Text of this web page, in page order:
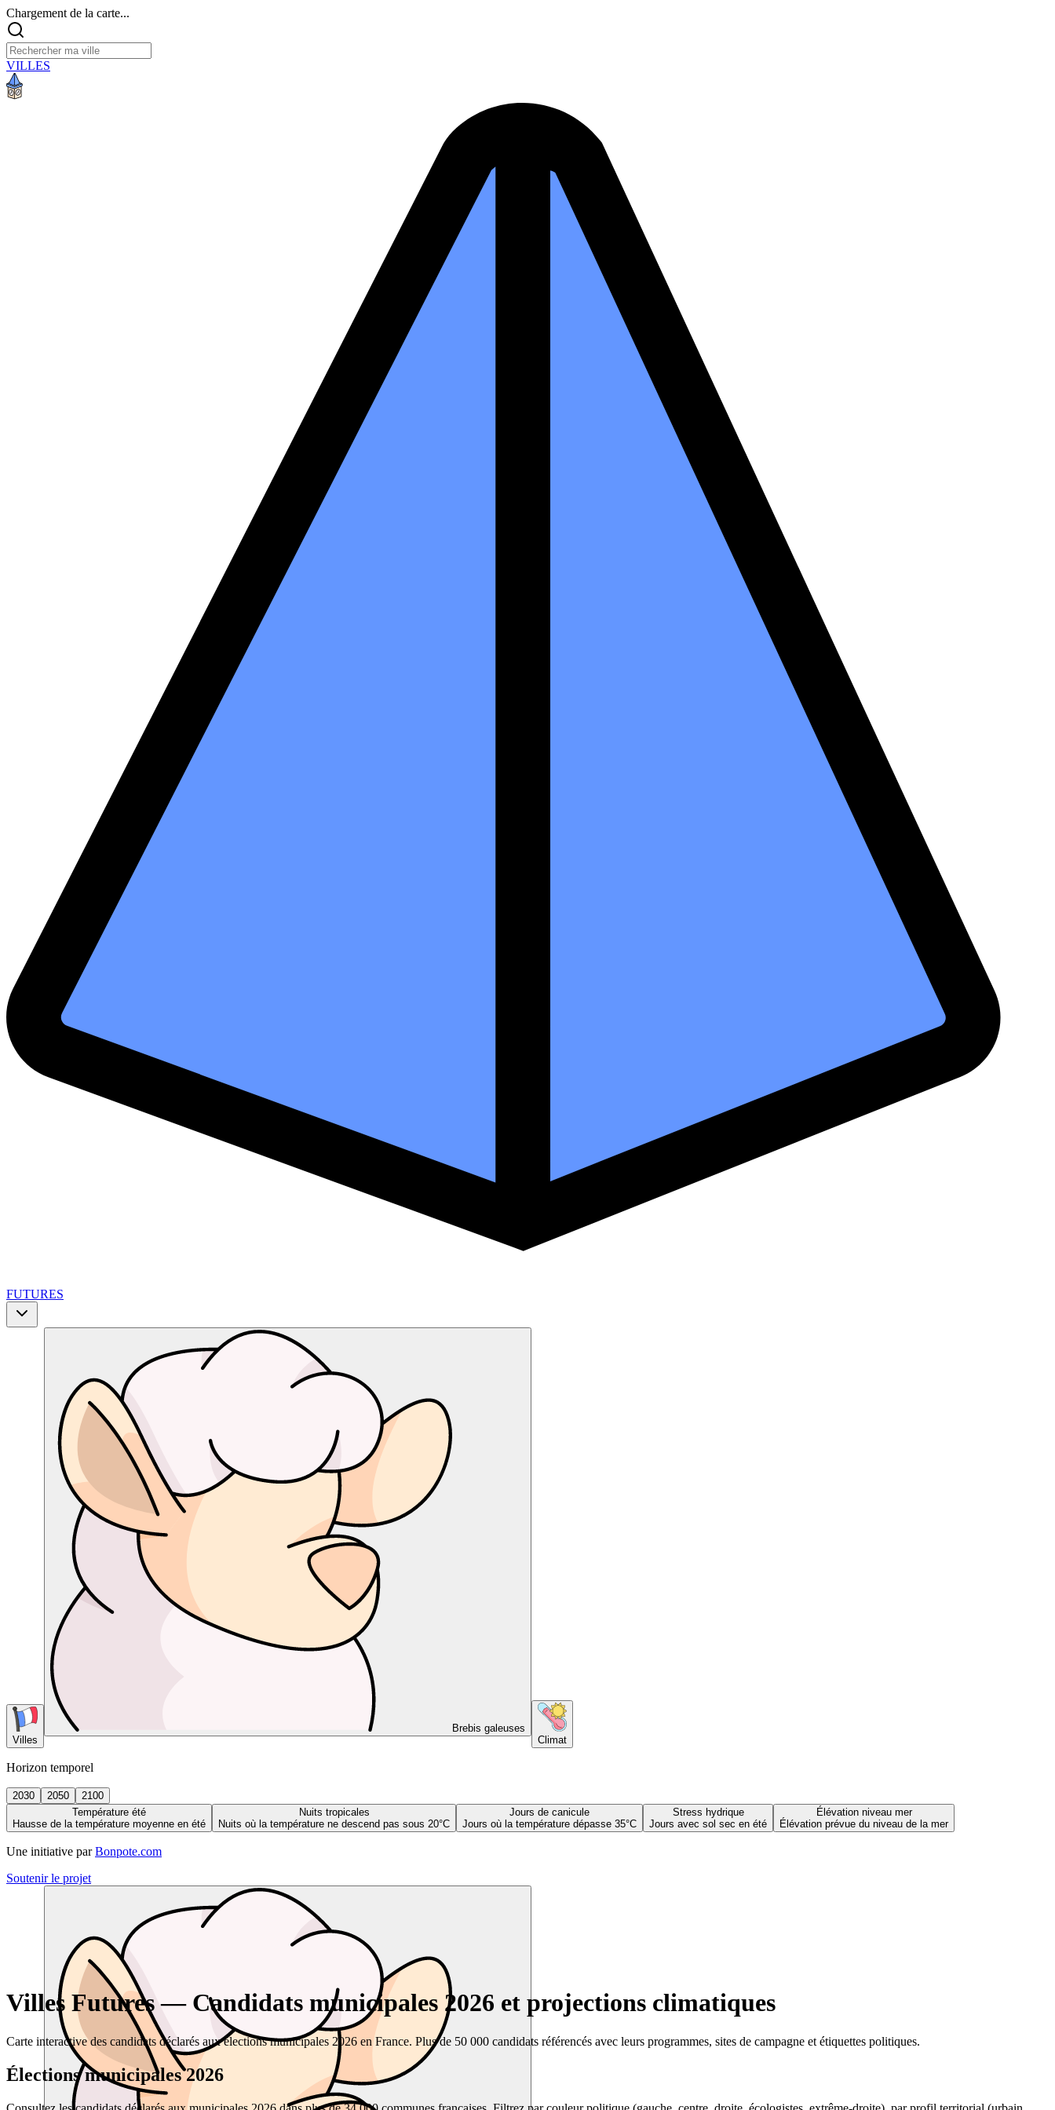
Chargement de la carte...
VILLES
FUTURES
Villes
Brebis galeuses
Climat
Horizon temporel
2030 2050
2100
Température été
Hausse de la température moyenne en été
Nuits tropicales
Nuits où la température ne descend pas sous 20°C
Jours de canicule
Jours où la température dépasse 35°C
Stress hydrique
Jours avec sol sec en été
Élévation niveau mer
Élévation prévue du niveau de la mer
Une initiative par Bonpote.com
Soutenir le projet
Villes Futures — Candidats municipales 2026 et projections climatiques
Carte interactive des candidats déclarés aux élections municipales 2026 en France. Plus de 50 000 candidats référencés avec leurs programmes, sites de campagne et étiquettes politiques.
Élections municipales 2026